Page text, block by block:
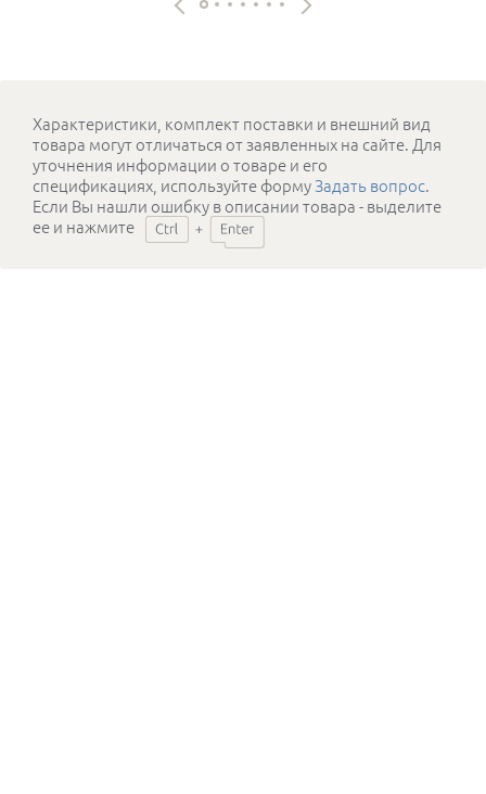
Характеристики, комплект поставки и внешний вид
товара могут отличаться от заявленных на сайте. Для
уточнения информации о товаре и его
спецификациях, используйте формуЗадать вопрос.
Если Вы нашли ошибку в описании товара - выделите
ее и нажмите